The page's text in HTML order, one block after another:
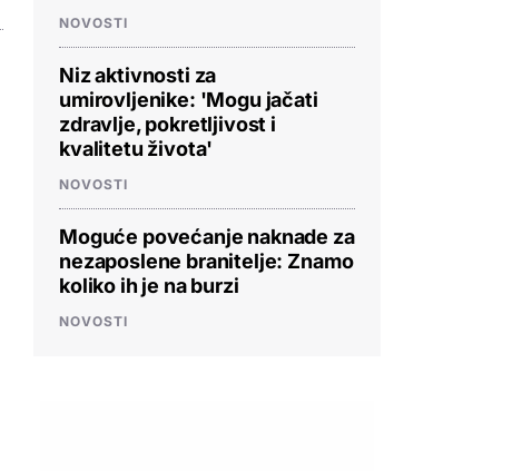
NOVOSTI
Niz aktivnosti za
umirovljenike: 'Mogu jačati
zdravlje, pokretljivost i
kvalitetu života'
NOVOSTI
Moguće povećanje naknade za
nezaposlene branitelje: Znamo
koliko ih je na burzi
NOVOSTI